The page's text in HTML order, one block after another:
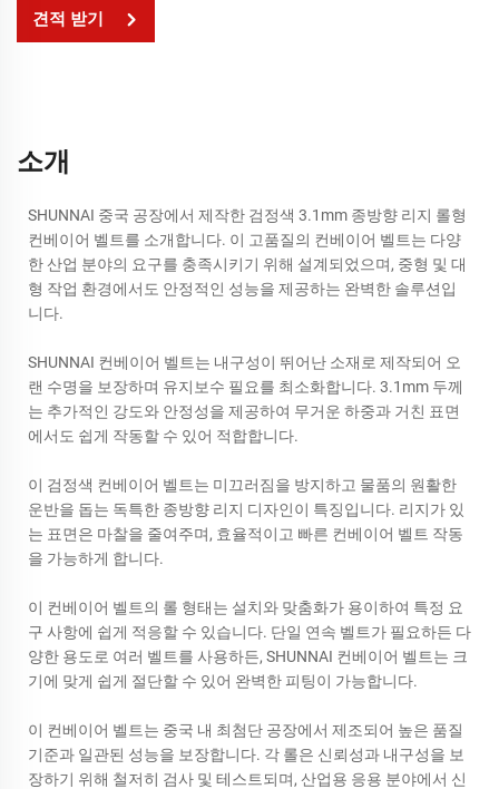
견적 받기
소개
SHUNNAI 중국 공장에서 제작한 검정색 3.1mm 종방향 리지 롤형
컨베이어 벨트를 소개합니다. 이 고품질의 컨베이어 벨트는 다양
한 산업 분야의 요구를 충족시키기 위해 설계되었으며, 중형 및 대
형 작업 환경에서도 안정적인 성능을 제공하는 완벽한 솔루션입
니다.
SHUNNAI 컨베이어 벨트는 내구성이 뛰어난 소재로 제작되어 오
랜 수명을 보장하며 유지보수 필요를 최소화합니다. 3.1mm 두께
는 추가적인 강도와 안정성을 제공하여 무거운 하중과 거친 표면
에서도 쉽게 작동할 수 있어 적합합니다.
이 검정색 컨베이어 벨트는 미끄러짐을 방지하고 물품의 원활한
운반을 돕는 독특한 종방향 리지 디자인이 특징입니다. 리지가 있
는 표면은 마찰을 줄여주며, 효율적이고 빠른 컨베이어 벨트 작동
을 가능하게 합니다.
이 컨베이어 벨트의 롤 형태는 설치와 맞춤화가 용이하여 특정 요
구 사항에 쉽게 적응할 수 있습니다. 단일 연속 벨트가 필요하든 다
양한 용도로 여러 벨트를 사용하든, SHUNNAI 컨베이어 벨트는 크
기에 맞게 쉽게 절단할 수 있어 완벽한 피팅이 가능합니다.
이 컨베이어 벨트는 중국 내 최첨단 공장에서 제조되어 높은 품질
기준과 일관된 성능을 보장합니다. 각 롤은 신뢰성과 내구성을 보
장하기 위해 철저히 검사 및 테스트되며, 산업용 응용 분야에서 신